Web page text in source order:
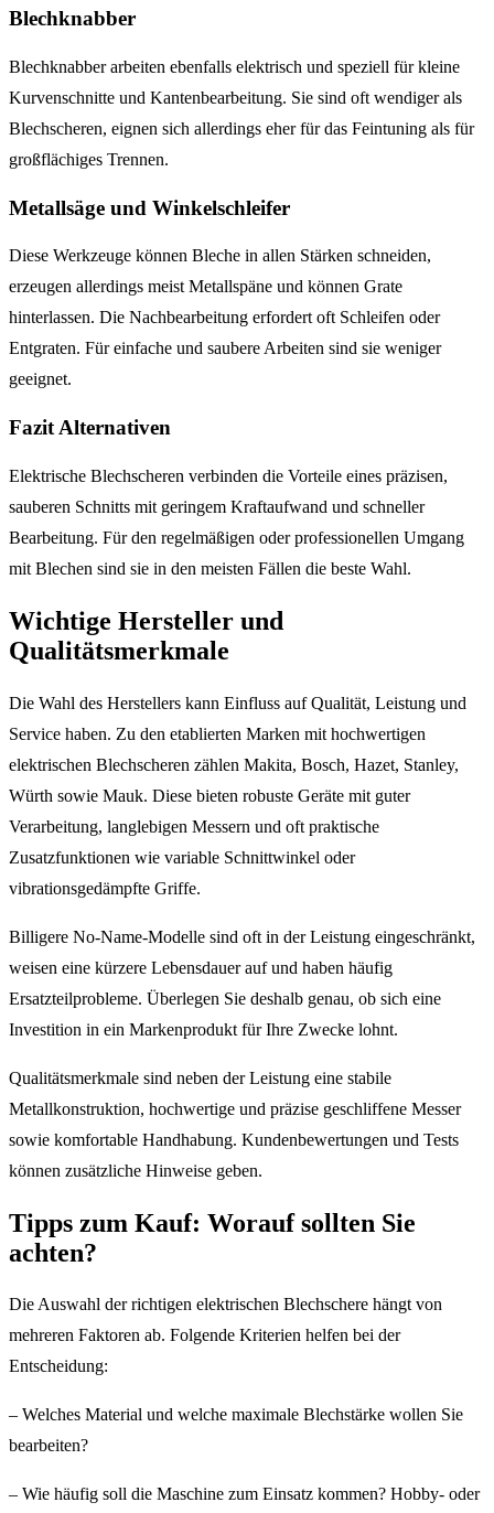
Blechknabber
Blechknabber arbeiten ebenfalls elektrisch und speziell für kleine
Kurvenschnitte und Kantenbearbeitung. Sie sind oft wendiger als
Blechscheren, eignen sich allerdings eher für das Feintuning als für
großflächiges Trennen.
Metallsäge und Winkelschleifer
Diese Werkzeuge können Bleche in allen Stärken schneiden,
erzeugen allerdings meist Metallspäne und können Grate
hinterlassen. Die Nachbearbeitung erfordert oft Schleifen oder
Entgraten. Für einfache und saubere Arbeiten sind sie weniger
geeignet.
Fazit Alternativen
Elektrische Blechscheren verbinden die Vorteile eines präzisen,
sauberen Schnitts mit geringem Kraftaufwand und schneller
Bearbeitung. Für den regelmäßigen oder professionellen Umgang
mit Blechen sind sie in den meisten Fällen die beste Wahl.
Wichtige Hersteller und
Qualitätsmerkmale
Die Wahl des Herstellers kann Einfluss auf Qualität, Leistung und
Service haben. Zu den etablierten Marken mit hochwertigen
elektrischen Blechscheren zählen Makita, Bosch, Hazet, Stanley,
Würth sowie Mauk. Diese bieten robuste Geräte mit guter
Verarbeitung, langlebigen Messern und oft praktische
Zusatzfunktionen wie variable Schnittwinkel oder
vibrationsgedämpfte Griffe.
Billigere No-Name-Modelle sind oft in der Leistung eingeschränkt,
weisen eine kürzere Lebensdauer auf und haben häufig
Ersatzteilprobleme. Überlegen Sie deshalb genau, ob sich eine
Investition in ein Markenprodukt für Ihre Zwecke lohnt.
Qualitätsmerkmale sind neben der Leistung eine stabile
Metallkonstruktion, hochwertige und präzise geschliffene Messer
sowie komfortable Handhabung. Kundenbewertungen und Tests
können zusätzliche Hinweise geben.
Tipps zum Kauf: Worauf sollten Sie
achten?
Die Auswahl der richtigen elektrischen Blechschere hängt von
mehreren Faktoren ab. Folgende Kriterien helfen bei der
Entscheidung:
– Welches Material und welche maximale Blechstärke wollen Sie
bearbeiten?
– Wie häufig soll die Maschine zum Einsatz kommen? Hobby- oder